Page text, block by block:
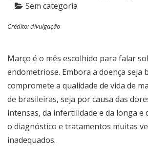
Sem categoria
Crédito: divulgação
Março é o mês escolhido para falar
endometriose. Embora a doença seja
compromete a qualidade de vida de
de brasileiras, seja por causa das
intensas, da infertilidade e da longa e
o diagnóstico e tratamentos muitas
inadequados.